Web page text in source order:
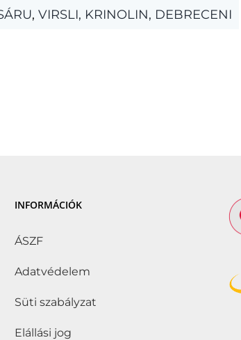
, VIRSLI, KRINOLIN, DEBRECENI
INFORMÁCIÓK
ÁSZF
Adatvédelem
Süti szabályzat
Elállási jog